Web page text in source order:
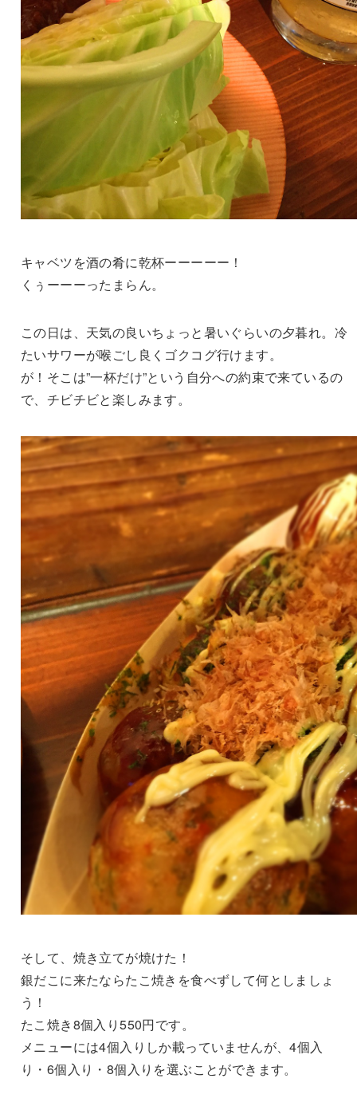
キャベツを酒の肴に乾杯ーーーーー！
くぅーーーったまらん。
この日は、天気の良いちょっと暑いぐらいの夕暮れ。冷
たいサワーが喉ごし良くゴクコグ行けます。
が！そこは”一杯だけ”という自分への約束で来ているの
で、チビチビと楽しみます。
そして、焼き立てが焼けた！
銀だこに来たならたこ焼きを食べずして何としましょ
う！
たこ焼き8個入り550円です。
メニューには4個入りしか載っていませんが、4個入
り・6個入り・8個入りを選ぶことができます。